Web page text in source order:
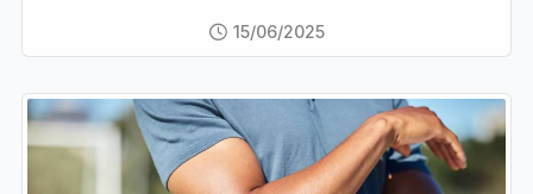
15/06/2025